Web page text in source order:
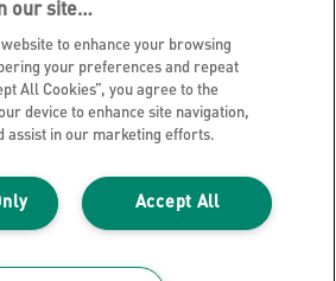
our site…
to enhance your browsing
your preferences and repeat
All Cookies”, you agree to the
device to enhance site navigation,
assist in our marketing efforts.
Accept All